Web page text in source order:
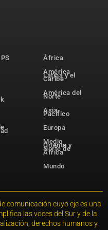
África
América
Latina y el
Caribe
América del
Norte
Asia-
Pacífico
Europa
Medio
Oriente y
Norte de
África
Mundo
comunicación cuyo eje es una
las voces del Sur y de la
derechos humanos y